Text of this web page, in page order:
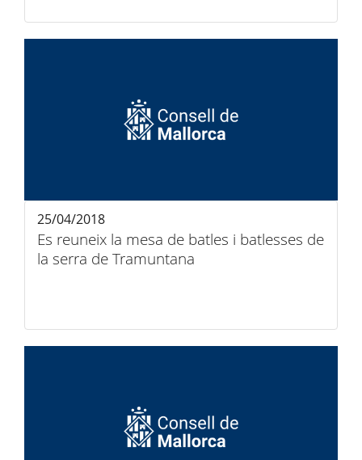
Es reuneix la mesa de batles i batlesses de
la serra de Tramuntana
25/04/2018